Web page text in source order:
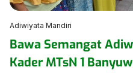
Adiwiyata Mandiri
Bawa Semangat
Kader MTsN 1